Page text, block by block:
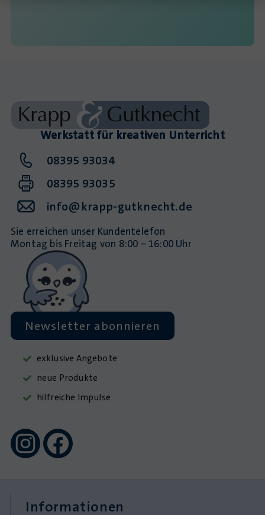
Werkstatt für kreativen Unterricht
08395 93034
08395 93035
info@krapp-gutknecht.de
Sie erreichen unser Kundentelefon
Montag bis Freitag von 8:00 – 16:00 Uhr
Newsletter abonnieren
exklusive Angebote
neue Produkte
hilfreiche Impulse
Informationen